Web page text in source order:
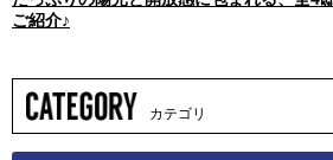
ご紹介♪
カテゴリ